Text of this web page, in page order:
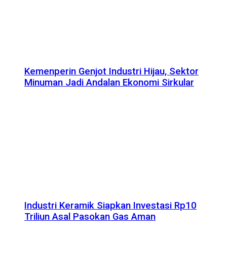
Kemenperin Genjot Industri Hijau, Sektor
Minuman Jadi Andalan Ekonomi Sirkular
Industri Keramik Siapkan Investasi Rp10
Triliun Asal Pasokan Gas Aman